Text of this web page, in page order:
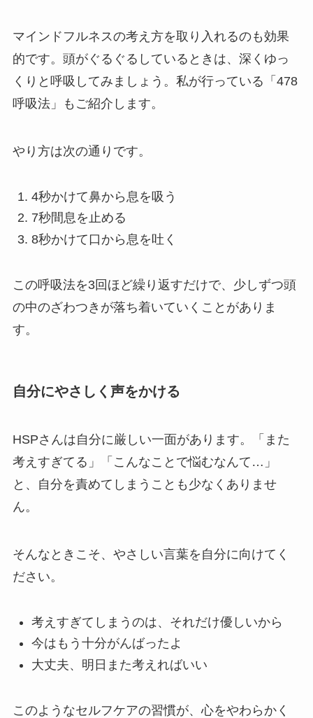
マインドフルネスの考え方を取り入れるのも効果
的です。頭がぐるぐるしているときは、深くゆっ
くりと呼吸してみましょう。私が行っている「478
呼吸法」もご紹介します。
やり方は次の通りです。
4秒かけて鼻から息を吸う
7秒間息を止める
8秒かけて口から息を吐く
この呼吸法を3回ほど繰り返すだけで、少しずつ頭
の中のざわつきが落ち着いていくことがありま
す。
自分にやさしく声をかける
HSPさんは自分に厳しい一面があります。「また
考えすぎてる」「こんなことで悩むなんて…」
と、自分を責めてしまうことも少なくありませ
ん。
そんなときこそ、やさしい言葉を自分に向けてく
ださい。
考えすぎてしまうのは、それだけ優しいから
今はもう十分がんばったよ
大丈夫、明日また考えればいい
このようなセルフケアの習慣が、心をやわらかく